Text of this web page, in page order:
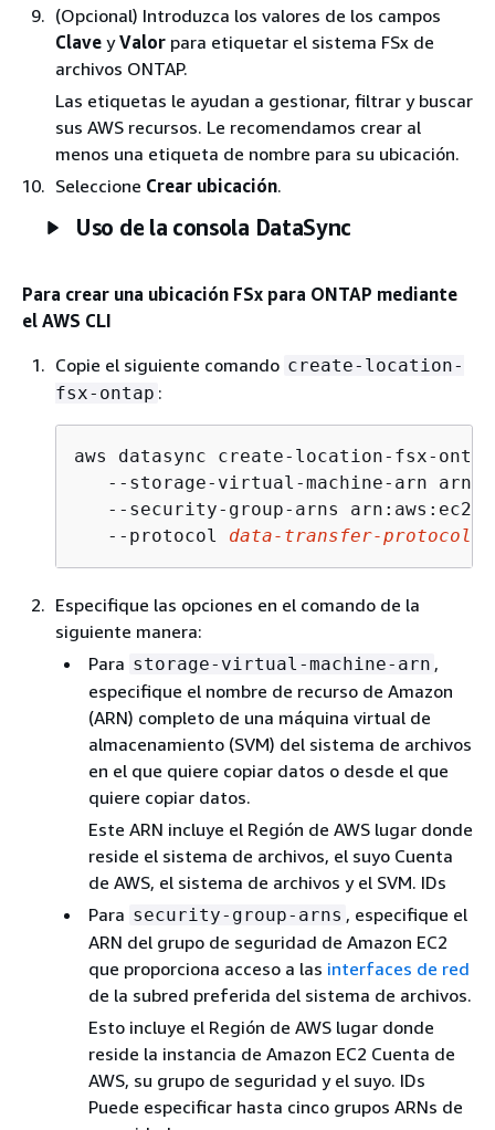
(Opcional) Introduzca los valores de los campos
Clave yValor para etiquetar el sistema FSx de
archivos ONTAP.
Las etiquetas le ayudan a gestionar, filtrar y buscar
sus AWS recursos. Le recomendamos crear al
menos una etiqueta de nombre para su ubicación.
Seleccione Crear ubicación.
Uso de la consola DataSync
Para crear una ubicación FSx para ONTAP mediante
el AWS CLI
Copie el siguiente comando create-location-
fsx-ontap :
aws datasync create-location-fsx-
--storage-virtual-machine-arn
   --security-group-arns arn:aws:ec2:
   --protocol
data-transfer-protocol
Especifique las opciones en el comando de la
siguiente manera:
Para storage-virtual-machine-arn ,
especifique el nombre de recurso de Amazon
(ARN) completo de una máquina virtual de
almacenamiento (SVM) del sistema de archivos
en el que quiere copiar datos o desde el que
quiere copiar datos.
Este ARN incluye el Región de AWS lugar donde
reside el sistema de archivos, el suyo Cuenta
de AWS, el sistema de archivos y el SVM. IDs
Para security-group-arns , especifique el
ARN del grupo de seguridad de Amazon EC2
que proporciona acceso a las interfaces de red
de la subred preferida del sistema de archivos.
Esto incluye el Región de AWS lugar donde
reside la instancia de Amazon EC2 Cuenta de
AWS, su grupo de seguridad y el suyo. IDs
Puede especificar hasta cinco grupos ARNs de